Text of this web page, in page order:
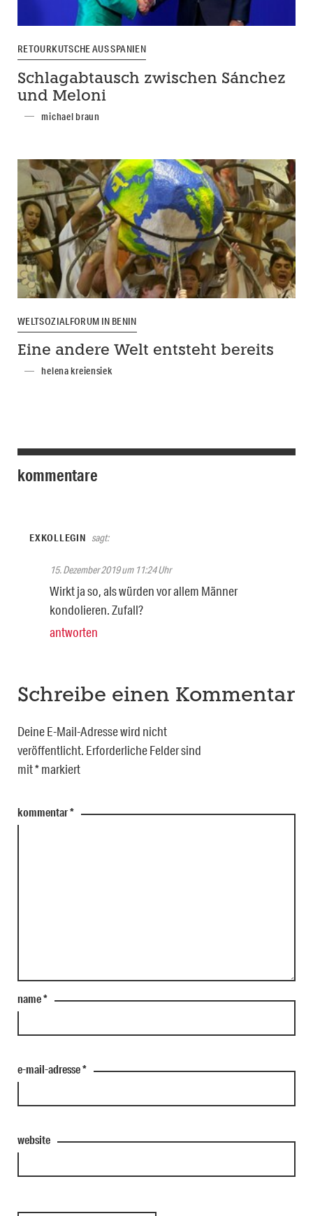
RETOURKUTSCHE AUS SPANIEN
Schlagabtausch zwischen Sánchez
und Meloni
michael braun
WELTSOZIALFORUM IN BENIN
Eine andere Welt entsteht bereits
helena kreiensiek
kommentare
EXKOLLEGIN sagt:
15. Dezember 2019 um 11:24 Uhr
Wirkt ja so, als würden vor allem Männer
kondolieren. Zufall?
antworten
Schreibe einen Kommentar
Deine E-Mail-Adresse wird nicht
veröffentlicht. Erforderliche Felder sind
mit*markiert
kommentar*
name*
e-mail-adresse*
website